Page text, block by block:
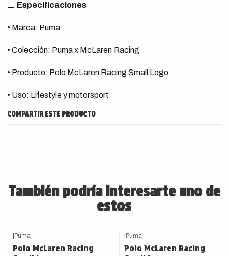
📐 Especificaciones
• Marca: Puma
• Colección: Puma x McLaren Racing
• Producto: Polo McLaren Racing Small Logo
• Uso: Lifestyle y motorsport
COMPARTIR ESTE PRODUCTO
También podría interesarte uno de
estos
|Puma
Polo McLaren Racing
|Puma
Polo McLaren Racing